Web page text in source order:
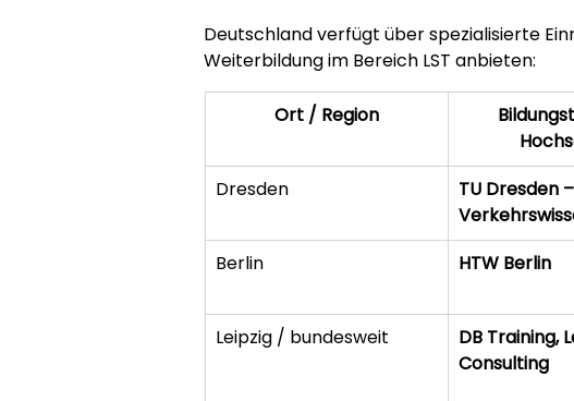
Deutschland verfügt über spezialisierte
Weiterbildung im Bereich LST anbieten:
Ort / Region
Dresden
TU Dresden
Berlin
HTW Berlin
Leipzig / bundesweit
DB Training,
Consulting